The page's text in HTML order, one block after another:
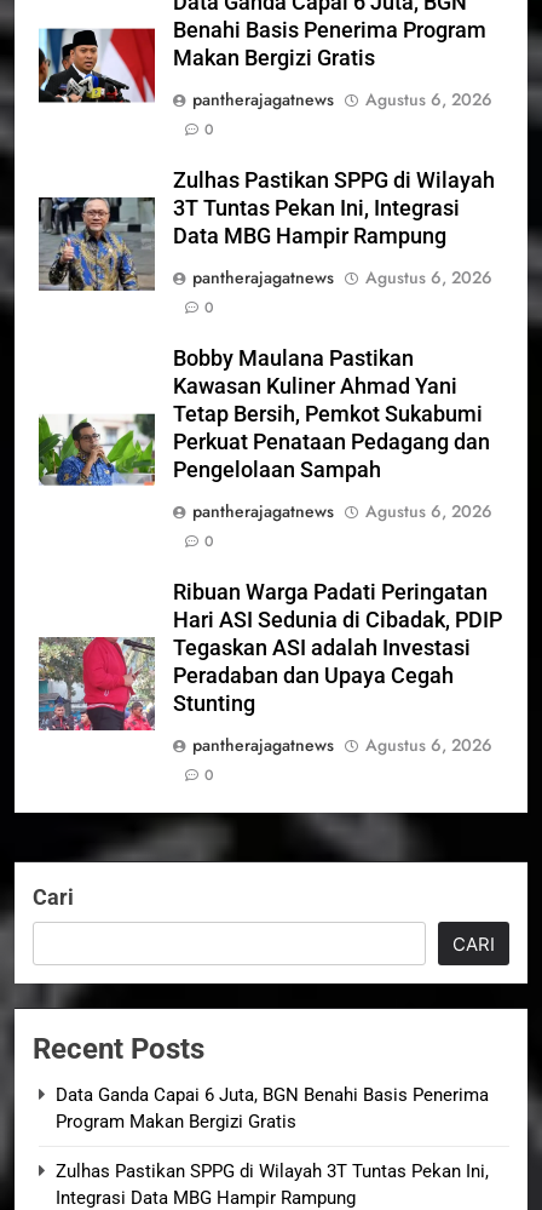
Benahi Basis Penerima Program
Makan Bergizi Gratis
pantherajagatnews
Agustus 6, 2026
0
Zulhas Pastikan SPPG di Wilayah
3T Tuntas Pekan Ini, Integrasi
Data MBG Hampir Rampung
pantherajagatnews
Agustus 6, 2026
0
Bobby Maulana Pastikan
Kawasan Kuliner Ahmad Yani
Tetap Bersih, Pemkot Sukabumi
Perkuat Penataan Pedagang dan
Pengelolaan Sampah
pantherajagatnews
Agustus 6, 2026
0
Ribuan Warga Padati Peringatan
Hari ASI Sedunia di Cibadak, PDIP
Tegaskan ASI adalah Investasi
Peradaban dan Upaya Cegah
Stunting
pantherajagatnews
Agustus 6, 2026
0
Cari
CARI
Recent Posts
Data Ganda Capai 6 Juta, BGN Benahi Basis Penerima
Program Makan Bergizi Gratis
Zulhas Pastikan SPPG di Wilayah 3T Tuntas Pekan Ini,
Integrasi Data MBG Hampir Rampung